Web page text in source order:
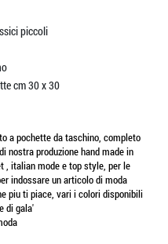
piccoli
cm 30 x 30
a pochette da taschino, completo
nostra produzione hand made in
, italian mode e top style, per le
indossare un articolo di moda
piu ti piace, vari i colori disponibili
di gala'